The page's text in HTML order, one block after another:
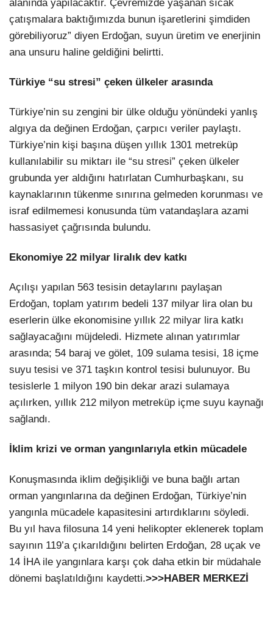
alanında yapılacaktır. Çevremizde yaşanan sıcak
çatışmalara baktığımızda bunun işaretlerini şimdiden
görebiliyoruz” diyen Erdoğan, suyun üretim ve enerjinin
ana unsuru haline geldiğini belirtti.
Türkiye “su stresi” çeken ülkeler arasında
Türkiye’nin su zengini bir ülke olduğu yönündeki yanlış
algıya da değinen Erdoğan, çarpıcı veriler paylaştı.
Türkiye’nin kişi başına düşen yıllık 1301 metreküp
kullanılabilir su miktarı ile “su stresi” çeken ülkeler
grubunda yer aldığını hatırlatan Cumhurbaşkanı, su
kaynaklarının tükenme sınırına gelmeden korunması ve
israf edilmemesi konusunda tüm vatandaşlara azami
hassasiyet çağrısında bulundu.
Ekonomiye 22 milyar liralık dev katkı
Açılışı yapılan 563 tesisin detaylarını paylaşan
Erdoğan, toplam yatırım bedeli 137 milyar lira olan bu
eserlerin ülke ekonomisine yıllık 22 milyar lira katkı
sağlayacağını müjdeledi. Hizmete alınan yatırımlar
arasında; 54 baraj ve gölet, 109 sulama tesisi, 18 içme
suyu tesisi ve 371 taşkın kontrol tesisi bulunuyor. Bu
tesislerle 1 milyon 190 bin dekar arazi sulamaya
açılırken, yıllık 212 milyon metreküp içme suyu kaynağı
sağlandı.
İklim krizi ve orman yangınlarıyla etkin mücadele
Konuşmasında iklim değişikliği ve buna bağlı artan
orman yangınlarına da değinen Erdoğan, Türkiye’nin
yangınla mücadele kapasitesini artırdıklarını söyledi.
Bu yıl hava filosuna 14 yeni helikopter eklenerek toplam
sayının 119’a çıkarıldığını belirten Erdoğan, 28 uçak ve
14 İHA ile yangınlara karşı çok daha etkin bir müdahale
dönemi başlatıldığını kaydetti.>>>HABER MERKEZİ